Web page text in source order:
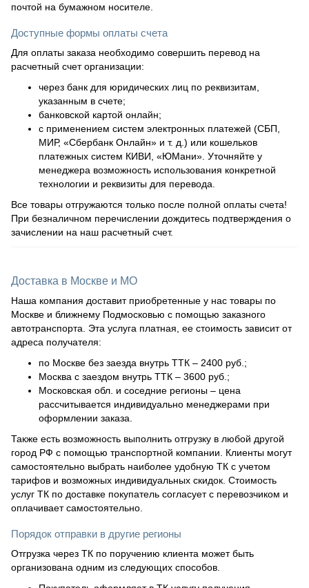
почтой на бумажном носителе.
Доступные формы оплаты счета
Для оплаты заказа необходимо совершить перевод на
расчетный счет организации:
через банк для юридических лиц по реквизитам,
указанным в счете;
банковской картой онлайн;
с применением систем электронных платежей (СБП,
МИР, «Сбербанк Онлайн» и т. д.) или кошельков
платежных систем КИВИ, «ЮМани». Уточняйте у
менеджера возможность использования конкретной
технологии и реквизиты для перевода.
Все товары отгружаются только после полной оплаты счета!
При безналичном перечислении дождитесь подтверждения о
зачислении на наш расчетный счет.
Доставка в Москве и МО
Наша компания доставит приобретенные у нас товары по
Москве и ближнему Подмосковью с помощью заказного
автотранспорта. Эта услуга платная, ее стоимость зависит от
адреса получателя:
по Москве без заезда внутрь ТТК – 2400 руб.;
Москва с заездом внутрь ТТК – 3600 руб.;
Московская обл. и соседние регионы – цена
рассчитывается индивидуально менеджерами при
оформлении заказа.
Также есть возможность выполнить отгрузку в любой другой
город РФ с помощью транспортной компании. Клиенты могут
самостоятельно выбрать наиболее удобную ТК с учетом
тарифов и возможных индивидуальных скидок. Стоимость
услуг ТК по доставке покупатель согласует с перевозчиком и
оплачивает самостоятельно.
Порядок отправки в другие регионы
Отгрузка через ТК по поручению клиента может быть
организована одним из следующих способов.